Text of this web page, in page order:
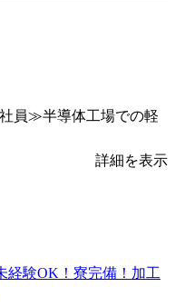
員≫半導体工場での軽
詳細を表示